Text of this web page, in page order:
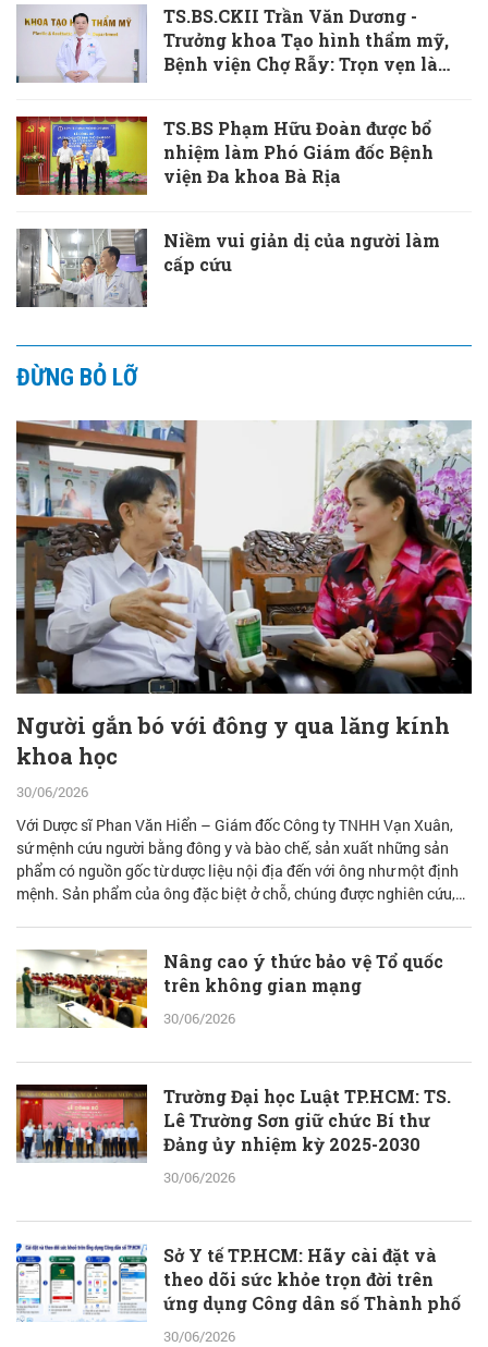
TS.BS.CKII Trần Văn Dương -
Trưởng khoa Tạo hình thẩm mỹ,
Bệnh viện Chợ Rẫy: Trọn vẹn là
TS.BS Phạm Hữu Đoàn được bổ
nhiệm làm Phó Giám đốc Bệnh
viện Đa khoa Bà Rịa
Niềm vui giản dị của người làm
cấp cứu
ĐỪNG BỎ LỠ
Người gắn bó với đông y qua lăng kính
khoa học
30/06/2026
Với Dược sĩ Phan Văn Hiển – Giám đốc Công ty TNHH Vạn Xuân,
sứ mệnh cứu người bằng đông y và bào chế, sản xuất những sản
phẩm có nguồn gốc từ dược liệu nội địa đến với ông như một định
mệnh. Sản phẩm của ông đặc biệt ở chỗ, chúng được nghiên cứu,
Nâng cao ý thức bảo vệ Tổ quốc
trên không gian mạng
30/06/2026
Trường Đại học Luật TP.HCM: TS.
Lê Trường Sơn giữ chức Bí thư
Đảng ủy nhiệm kỳ 2025-2030
30/06/2026
Sở Y tế TP.HCM: Hãy cài đặt và
theo dõi sức khỏe trọn đời trên
ứng dụng Công dân số Thành phố
30/06/2026